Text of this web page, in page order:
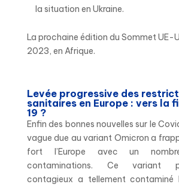
la situation en Ukraine.
La prochaine édition du Sommet UE-
2023, en Afrique.
Levée progressive des
sanitaires en Europe : vers la
19 ?
Enfin des bonnes nouvelles sur le
vague due au variant Omicron a
fort l’Europe avec un
contaminations. Ce variant
contagieux a tellement contaminé